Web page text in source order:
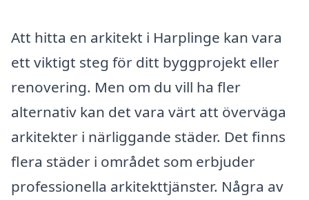
Att hitta en arkitekt i Harplinge kan vara
ett viktigt steg för ditt byggprojekt eller
renovering. Men om du vill ha fler
alternativ kan det vara värt att överväga
arkitekter i närliggande städer. Det finns
flera städer i området som erbjuder
professionella arkitekttjänster. Några av